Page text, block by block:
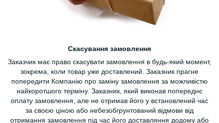
Скасування замовлення
Заказчик має право скасувати замовлення в будь-який момент,
зокрема, коли товар уже доставлений. Заказник прагне
попередити Компанію про заміну замовлення за можливістю
найкоротшого терміну. Заказник, який виконав попереднє
оплату замовлення, але не отримав його у встановлений час
за своєю ціною або небезобгрунтований відмови від
отримання замовлення під час його доставляння додому або